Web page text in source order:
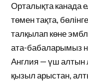
Орталықта канада
төмен тақта,
талқылап көне
ата-бабаларымыз
Англия — үш алтын
қызыл арыстан,